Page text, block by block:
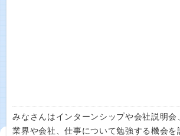
みなさんはインターンシップや会社説明会
業界や会社、仕事について勉強する機会を